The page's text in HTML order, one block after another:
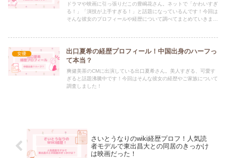
ドラマや映画に引っ張りだこの豊嶋花さん。ネットで「かわいすぎ
る！」「演技が上手すぎる！」と話題になっているんです！今回は
そんな彼女のプロフィールや経歴について調べてまとめていきま
女優
出口夏希の経歴プロフィール！中国出身のハーフっ
て本当？
爽健美茶のCMに出演している出口夏希さん。美人すぎる、可愛す
ぎると話題沸騰中です！今回はそんな彼女の経歴やご家族について
調査しました！
さいとうなりのwiki経歴プロフ！人気読
者モデルで東出昌大との同居のきっかけ
は映画だった！